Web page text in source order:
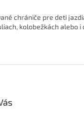
chrániče pre deti
kolobežkách alebo i